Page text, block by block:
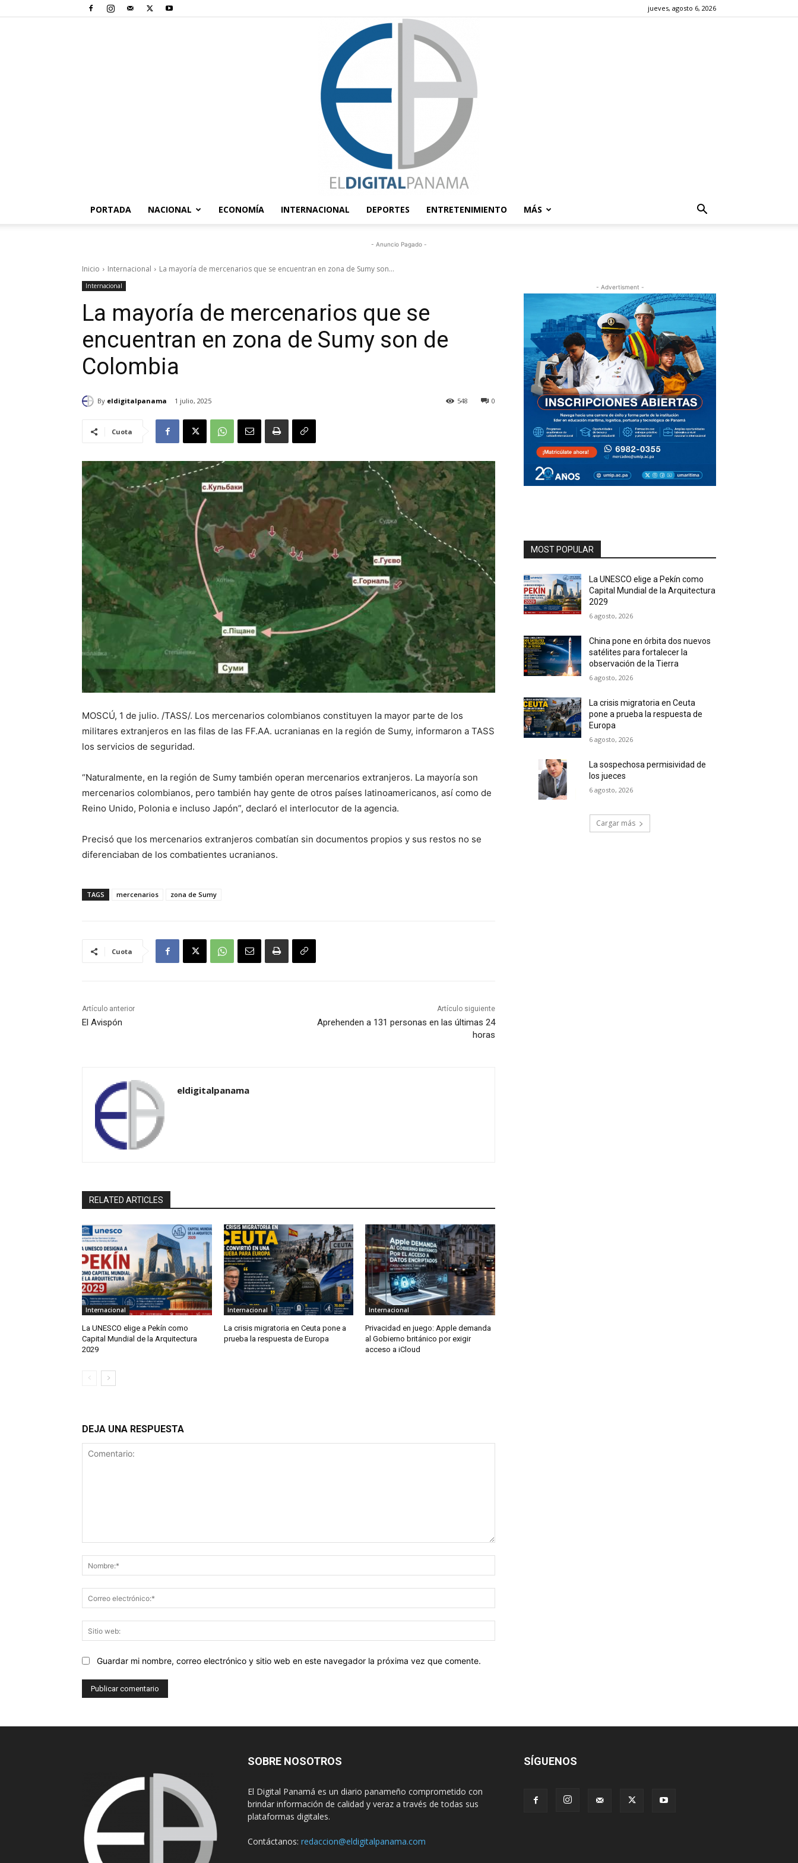
jueves, agosto 6, 2026
Digital
PORTADA NACIONAL ECONOMÍA INTERNACIONAL DEPORTES ENTRETENIMIENTO MÁS
- Anuncio Pagado -
Inicio Internacional La mayoría de mercenarios que se encuentran en zona de Sumy son...
Internacional
La mayoría de mercenarios que se
encuentran en zona de Sumy son de
Colombia
By eldigitalpanama 1 julio, 2025 0
548
Cuota
MOSCÚ, 1 de julio. /TASS/. Los mercenarios colombianos constituyen la mayor parte de los
militares extranjeros en las filas de las FF.AA. ucranianas en la región de Sumy, informaron a TASS
los servicios de seguridad.
“Naturalmente, en la región de Sumy también operan mercenarios extranjeros. La mayoría son
mercenarios colombianos, pero también hay gente de otros países latinoamericanos, así como de
Reino Unido, Polonia e incluso Japón”, declaró el interlocutor de la agencia.
Precisó que los mercenarios extranjeros combatían sin documentos propios y sus restos no se
diferenciaban de los combatientes ucranianos.
TAGS mercenarios zona de Sumy
Cuota
Artículo anterior
El Avispón
Artículo siguiente
Aprehenden a 131 personas en las últimas 24
horas
eldigitalpanama
RELATED ARTICLES
Internacional
La UNESCO elige a Pekín como
Capital Mundial de la Arquitectura
2029
Internacional
La crisis migratoria en Ceuta pone a
prueba la respuesta de Europa
Internacional
Privacidad en juego: Apple demanda
al Gobierno británico por exigir
acceso a iCloud
DEJA UNA RESPUESTA
electrónico:*
web:
Guardar mi nombre, correo electrónico y sitio web en este navegador la próxima vez que comente.
- Advertisment -
MOST POPULAR
La UNESCO elige a Pekín como
Capital Mundial de la Arquitectura
2029
6 agosto, 2026
China pone en órbita dos nuevos
satélites para fortalecer la
observación de la Tierra
6 agosto, 2026
La crisis migratoria en Ceuta
pone a prueba la respuesta de
Europa
6 agosto, 2026
La sospechosa permisividad de
los jueces
6 agosto, 2026
Cargar más
SOBRE NOSOTROS
El Digital Panamá es un diario panameño comprometido con
brindar información de calidad y veraz a través de todas sus
plataformas digitales.
Contáctanos: redaccion@eldigitalpanama.com
SÍGUENOS